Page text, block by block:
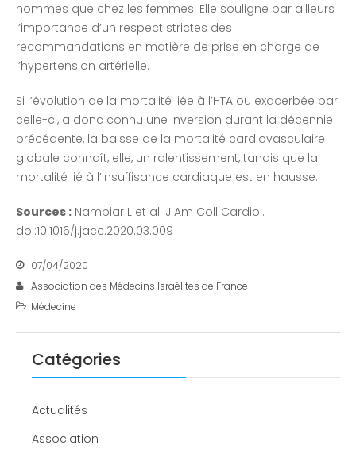
hommes que chez les femmes. Elle souligne par ailleurs
l’importance d’un respect strictes des
recommandations en matière de prise en charge de
l’hypertension artérielle.
Si l’évolution de la mortalité liée à l’HTA ou exacerbée par
celle-ci, a donc connu une inversion durant la décennie
précédente, la baisse de la mortalité cardiovasculaire
globale connaît, elle, un ralentissement, tandis que la
mortalité lié à l’insuffisance cardiaque est en hausse.
Sources : Nambiar L et al. J Am Coll Cardiol.
doi:10.1016/j.jacc.2020.03.009
07/04/2020
Association des Médecins Israélites de France
Médecine
Catégories
Actualités
Association